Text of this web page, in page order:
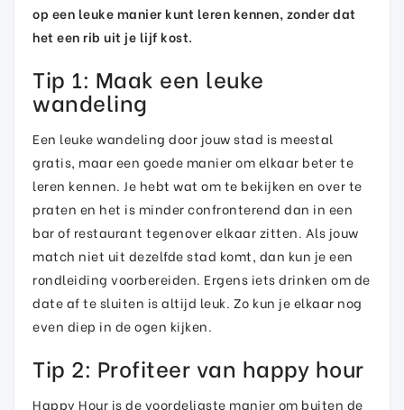
op een leuke manier kunt leren kennen, zonder dat
het een rib uit je lijf kost.
Tip 1: Maak een leuke
wandeling
Een leuke wandeling door jouw stad is meestal
gratis, maar een goede manier om elkaar beter te
leren kennen. Je hebt wat om te bekijken en over te
praten en het is minder confronterend dan in een
bar of restaurant tegenover elkaar zitten. Als jouw
match niet uit dezelfde stad komt, dan kun je een
rondleiding voorbereiden. Ergens iets drinken om de
date af te sluiten is altijd leuk. Zo kun je elkaar nog
even diep in de ogen kijken.
Tip 2: Profiteer van happy hour
Happy Hour is de voordeligste manier om buiten de